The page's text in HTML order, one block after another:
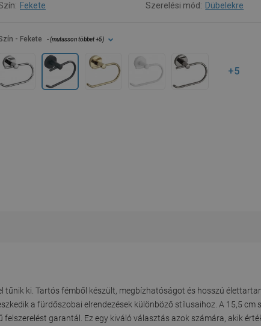
Fekete Szerelési mód: Dübelekre
- Fekete - (mutasson többet+5)
+5
tűnik ki. Tartós fémből készült, megbízhatóságot és hosszú
a fürdőszobai elrendezések különböző stílusaihoz. A 15,5 cm
garantál. Ez egy kiváló választás azok számára, akik